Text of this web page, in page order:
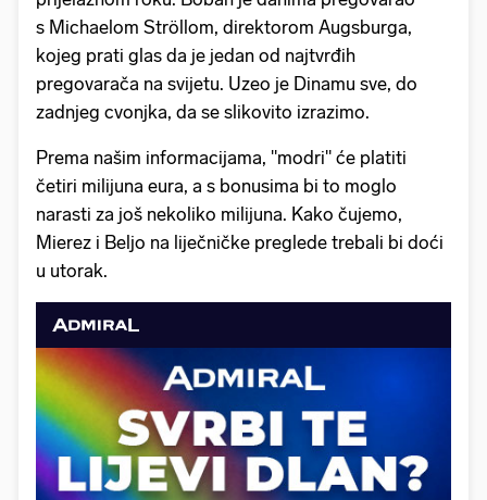
s Michaelom Ströllom, direktorom Augsburga,
kojeg prati glas da je jedan od najtvrđih
pregovarača na svijetu. Uzeo je Dinamu sve, do
zadnjeg cvonjka, da se slikovito izrazimo.
Prema našim informacijama, "modri" će platiti
četiri milijuna eura, a s bonusima bi to moglo
narasti za još nekoliko milijuna. Kako čujemo,
Mierez i Beljo na liječničke preglede trebali bi doći
u utorak.